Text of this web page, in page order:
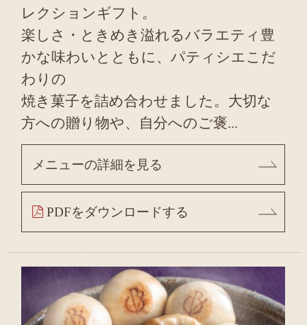
レクションギフト。
楽しさ・ときめき溢れるバラエティ豊
かな味わいとともに、パティシエこだ
わりの
焼き菓⼦を詰め合わせました。⼤切な
⽅への贈り物や、⾃分へのご褒...
メニューの詳細を見る
PDFをダウンロードする